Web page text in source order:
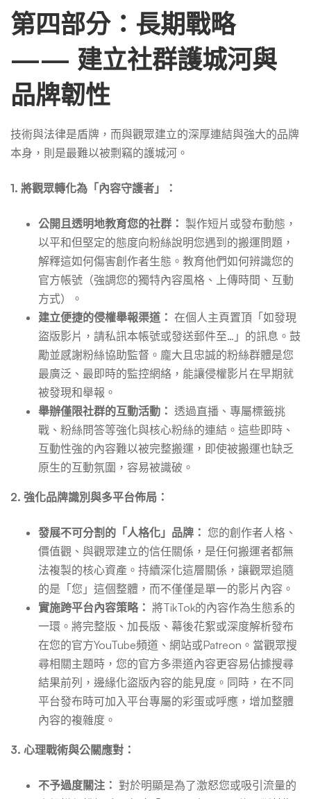
第四部分：長期戰略
—— 建立社群護城河與
品牌韌性
技術與法律是盾牌，而與觀眾建立的深厚連結與強大的品牌
本身，則是最難以被剽竊的護城河。
1. 將觀眾轉化為「內容守護者」：
公開且透明地教育您的社群： 製作短片或發布動態，
以平和但堅定的態度向粉絲說明您遇到的搬運問題，
解釋這如何傷害創作者生態。教育他們如何辨識您的
官方帳號（強調您的獨特內容風格、上傳時間、互動
方式）。
建立便捷的侵權舉報渠道： 在個人主頁置頂「如發現
盜版影片，請私訊本帳號或發送郵件至…」的訊息。鼓
勵並感謝粉絲協助監督。龐大且忠誠的粉絲群體是您
最廣泛、最即時的監控網絡，能讓侵權影片在早期就
被發現和舉報。
舉辦僅限社群的互動活動： 透過直播、專屬標籤挑
戰、粉絲問答等強化與核心粉絲的連結。這些即時、
互動性強的內容難以被完整搬運，即使被搬運也缺乏
原生的互動氛圍，容易被識破。
2. 強化品牌識別與多平台佈局：
發展不可分割的「人格化」品牌： 您的創作者人格、
價值觀、與觀眾建立的信任關係，是任何搬運者都無
法複製的核心資產。持續深化這層關係，讓觀眾追隨
的是「您」這個整體，而不僅僅是單一的影片內容。
實施跨平台內容策略： 將TikTok的內容作為生態系的
一環。將完整版、加長版、幕後花絮或深度解析發布
在您的官方YouTube頻道、網站或Patreon。當觀眾搜
尋相關主題時，您的官方多渠道內容更容易佔據搜尋
結果前列，邊緣化盜版內容的能見度。同時，在不同
平台發布時可加入平台專屬的彩蛋或呼應，增加整體
內容的複雜度。
3. 心理戰術與公關應對：
不予過度關注： 對於明顯是為了激怒您或吸引流量的